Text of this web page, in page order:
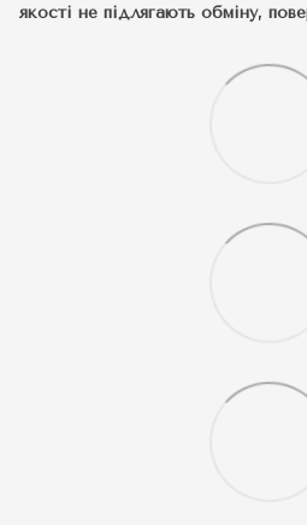
якості не підлягають обміну,